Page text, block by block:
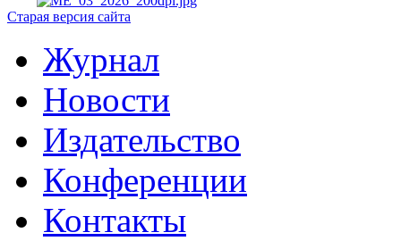
Старая версия сайта
Журнал
Новости
Издательство
Конференции
Контакты